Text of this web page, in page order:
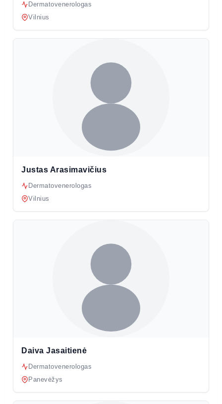
Dermatovenerologas
Vilnius
Justas Arasimavičius
Dermatovenerologas
Vilnius
Daiva Jasaitienė
Dermatovenerologas
Panevėžys